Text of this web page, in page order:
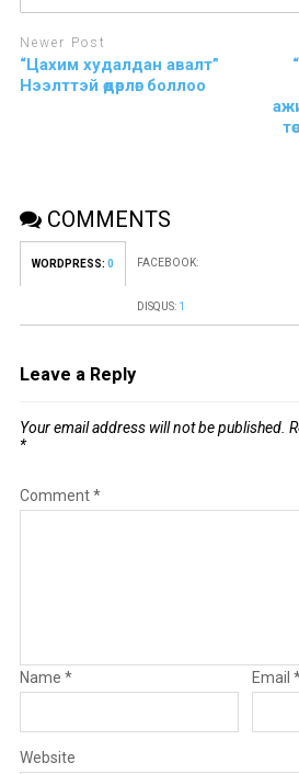
Newer Post
“Цахим худалдан авалт”
Нээлттэй өдөрлөг боллоо
COMMENTS
WORDPRESS: 0 FACEBOOK:
DISQUS: 1
Leave a Reply
Your email address will not be published.
*
Comment*
Name * Email
Website